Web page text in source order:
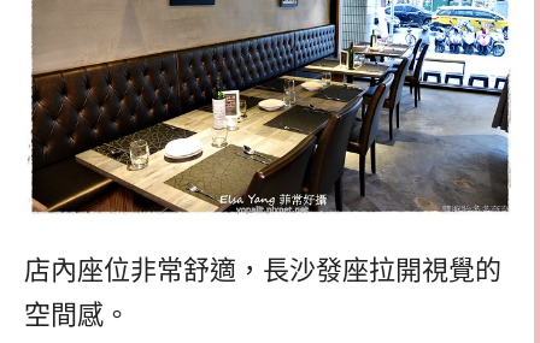
店內座位非常舒適，長沙發座拉開視覺的
空間感。